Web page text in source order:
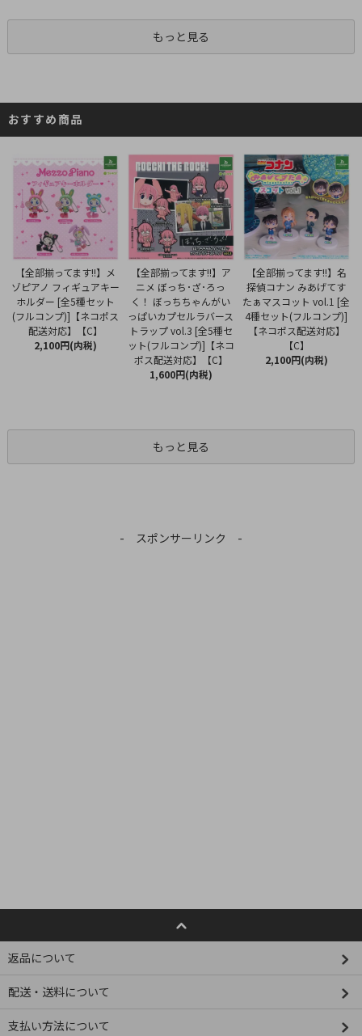
もっと見る
おすすめ商品
【全部揃ってます!!】メ
ゾピアノ フィギュアキー
ホルダー [全5種セット
(フルコンプ)]【ネコポス
配送対応】【C】
2,100円(内税)
【全部揃ってます!!】ア
ニメ ぼっち･ざ･ろっ
く！ ぼっちちゃんがい
っぱいカプセルラバース
トラップ vol.3 [全5種セ
ット(フルコンプ)]【ネコ
ポス配送対応】【C】
1,600円(内税)
【全部揃ってます!!】名
探偵コナン みあげてす
たぁマスコット vol.1 [全
4種セット(フルコンプ)]
【ネコポス配送対応】
【C】
2,100円(内税)
もっと見る
- スポンサーリンク -
返品について
配送・送料について
支払い方法について